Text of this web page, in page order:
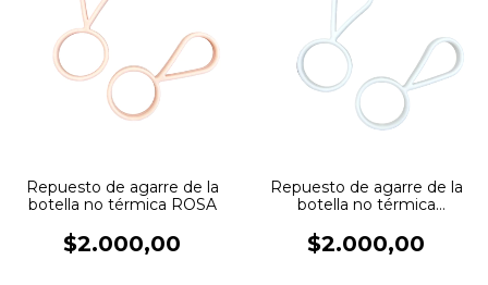
Repuesto de agarre de la
botella no térmica ROSA
$2.000,00
Repuesto de agarre de la
botella no térmica
$2.000,00